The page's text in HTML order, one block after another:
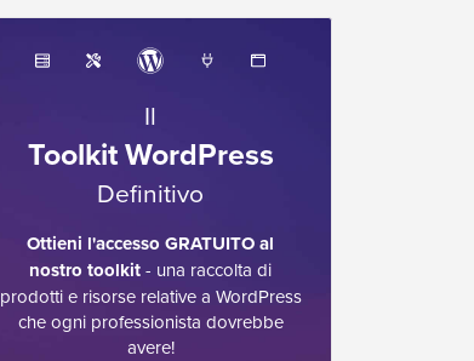
Il
Toolkit WordPress
Definitivo
Ottieni l'accesso GRATUITO al
nostro toolkit- una raccolta di
prodotti e risorse relative a WordPress
che ogni professionista dovrebbe
avere!